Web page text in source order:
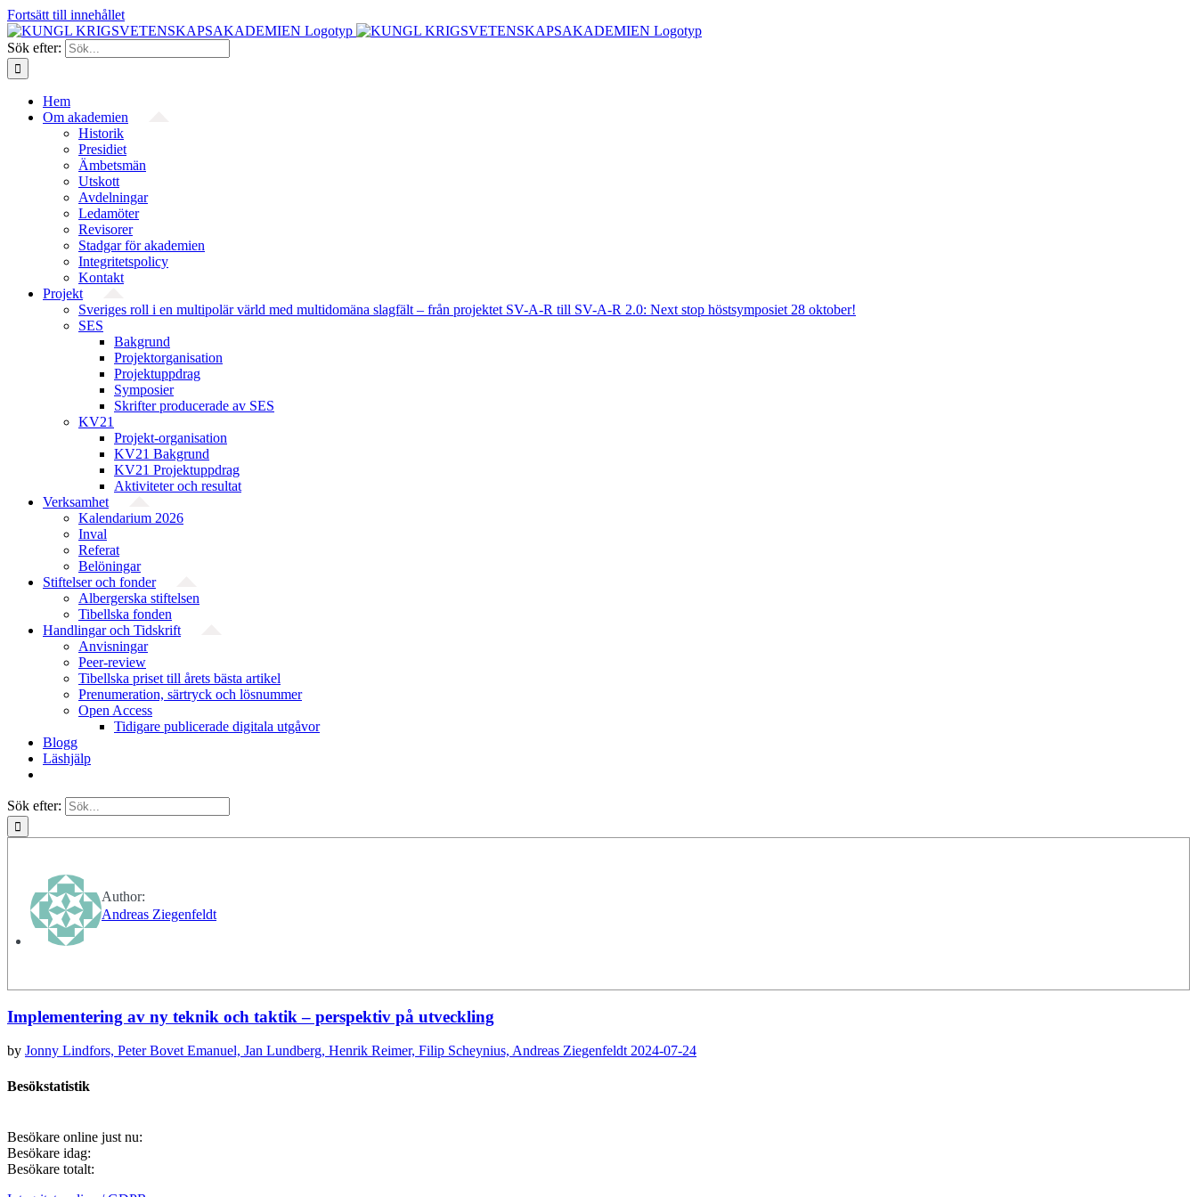
Fortsätt till innehållet
Sök efter:
Hem
Om akademien
Historik
Presidiet
Ämbetsmän
Utskott
Avdelningar
Ledamöter
Revisorer
Stadgar för akademien
Integritetspolicy
Kontakt
Projekt
Sveriges roll i en multipolär värld med multidomäna slagfält – från projektet SV-A-R till SV-A-R 2.0: Next stop höstsymposiet 28 oktober!
SES
Bakgrund
Projekt­organisation
Projektuppdrag
Symposier
Skrifter producerade av SES
KV21
Projekt-organisation
KV21 Bakgrund
KV21 Projektuppdrag
Aktiviteter och resultat
Verksamhet
Kalendarium 2026
Inval
Referat
Belöningar
Stiftelser och fonder
Albergerska stiftelsen
Tibellska fonden
Handlingar och Tidskrift
Anvisningar
Peer-review
Tibellska priset till årets bästa artikel
Prenumeration, särtryck och lösnummer
Open Access
Tidigare publicerade digitala utgåvor
Blogg
Läshjälp
Sök efter:
Author:
Andreas Ziegenfeldt
Implementering av ny teknik och taktik – perspektiv på utveckling
by Jonny Lindfors, Peter Bovet Emanuel, Jan Lundberg, Henrik Reimer, Filip Scheynius, Andreas Ziegenfeldt2024-07-24
Besökstatistik
Besökare online just nu:
Besökare idag:
Besökare totalt: